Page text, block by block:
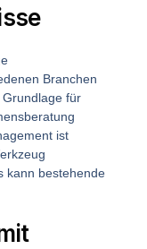
Branchen
für
ist
kann bestehende